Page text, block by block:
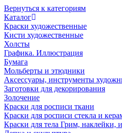
Вернуться к категориям
Каталог
Краски художественные
Кисти художественные
Холсты
Графика. Иллюстрация
Бумага
Мольберты и этюдники
Аксессуары, инструменты
Заготовки для декорирования
Золочение
Краски для росписи ткани
Краски для росписи стекла и
Краски для тела Грим, наклейки,